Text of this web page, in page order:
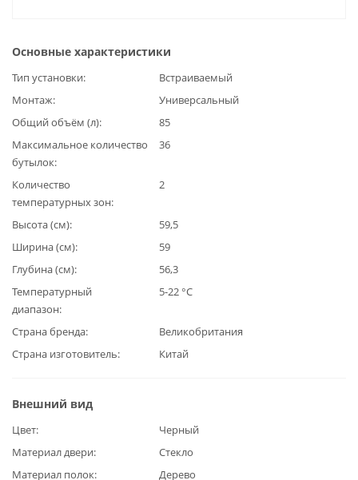
Основные характеристики
Тип установки
Встраиваемый
Монтаж
Универсальный
Общий объём (л)
85
Максимальное количество
бутылок
36
Количество
температурных зон
2
Высота (см)
59,5
Ширина (см)
59
Глубина (см)
56,3
Температурный
диапазон
5-22 °C
Страна бренда
Великобритания
Страна изготовитель
Китай
Внешний вид
Цвет
Черный
Материал двери
Стекло
Материал полок
Дерево